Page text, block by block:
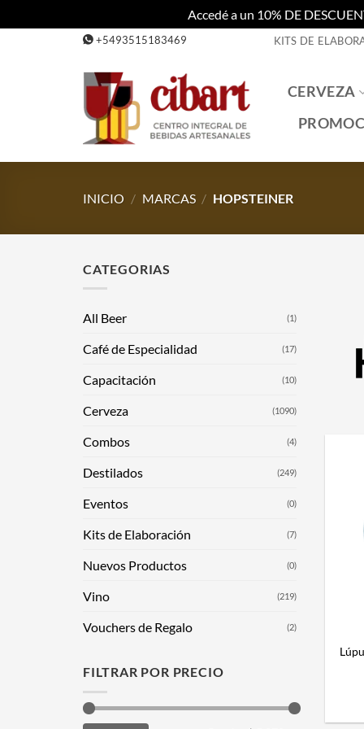
Accedé a un 10% DE
+5493515183469 KITS DE
CERVEZA
INICIO / MARCAS / HOPSTEINER
CATEGORIAS
All Beer (1)
Café de Especialidad (17)
Capacitación (10)
Cerveza (1090)
Combos (4)
Destilados (249)
Eventos (0)
Kits de Elaboración (7)
Nuevos Productos (0)
Vino (219)
Vouchers de Regalo (2)
FILTRAR POR PRECIO